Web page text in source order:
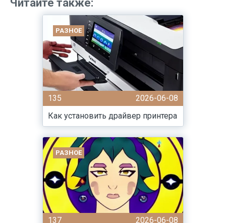
Читайте также:
РАЗНОЕ
135
2026-06-08
Как установить драйвер принтера
РАЗНОЕ
137 2026-06-08